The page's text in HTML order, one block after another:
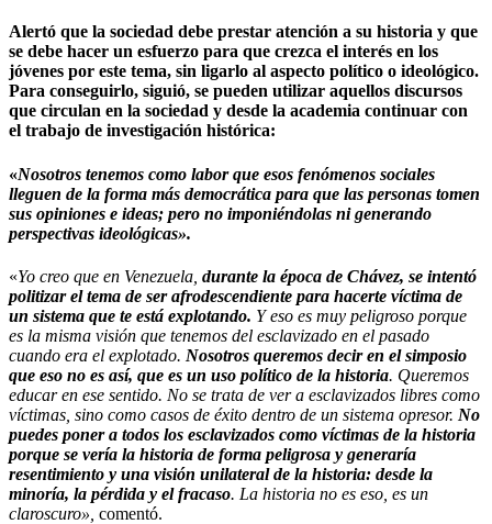
Alertó que la sociedad debe prestar atención a su historia y que
se debe hacer un esfuerzo para que crezca el interés en los
jóvenes por este tema, sin ligarlo al aspecto político o ideológico.
Para conseguirlo, siguió, se pueden utilizar aquellos discursos
que circulan en la sociedad y desde la academia continuar con
el trabajo de investigación histórica:
«Nosotros tenemos como labor que esos fenómenos sociales
lleguen de la forma más democrática para que las personas tomen
sus opiniones e ideas; pero no imponiéndolas ni generando
perspectivas ideológicas».
«Yo creo que en Venezuela, durante la época de Chávez, se intentó
politizar el tema de ser afrodescendiente para hacerte víctima de
un sistema que te está explotando. Y eso es muy peligroso porque
es la misma visión que tenemos del esclavizado en el pasado
cuando era el explotado. Nosotros queremos decir en el simposio
que eso no es así, que es un uso político de la historia. Queremos
educar en ese sentido. No se trata de ver a esclavizados libres como
víctimas, sino como casos de éxito dentro de un sistema opresor. No
puedes poner a todos los esclavizados como víctimas de la historia
porque se vería la historia de forma peligrosa y generaría
resentimiento y una visión unilateral de la historia: desde la
minoría, la pérdida y el fracaso. La historia no es eso, es un
claroscuro», comentó.